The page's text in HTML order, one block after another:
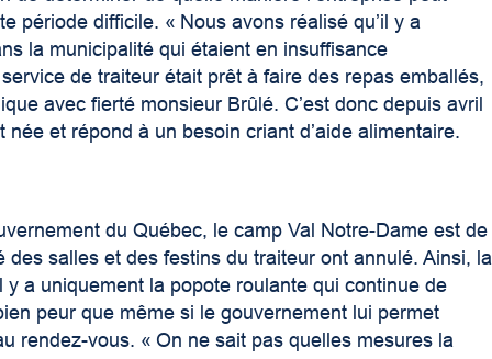
période difficile. « Nous avons réalisé qu’il y a
la municipalité qui étaient en insuffisance
de traiteur était prêt à faire des repas emballés,
avec fierté monsieur Brûlé. C’est donc depuis avril
et répond à un besoin criant d’aide alimentaire.
du Québec, le camp Val Notre-Dame est de
salles et des festins du traiteur ont annulé. Ainsi, la
a uniquement la popote roulante qui continue de
peur que même si le gouvernement lui permet
rendez-vous. « On ne sait pas quelles mesures la